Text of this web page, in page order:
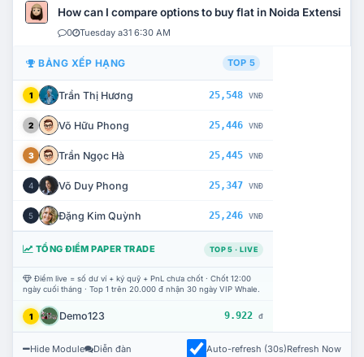
How can I compare options to buy flat in Noida Extension?
0 Tuesday a31 6:30 AM
BẢNG XẾP HẠNG TOP 5
1 Trần Thị Hương 25,548 VNĐ
2 Võ Hữu Phong 25,446 VNĐ
3 Trần Ngọc Hà 25,445 VNĐ
4 Võ Duy Phong 25,347 VNĐ
5 Đặng Kim Quỳnh 25,246 VNĐ
TỔNG ĐIỂM PAPER TRADE TOP 5 · LIVE
Điểm live = số dư ví + ký quỹ + PnL chưa chốt · Chốt 12:00
ngày cuối tháng · Top 1 trên 20.000 đ nhận 30 ngày VIP Whale.
1 Demo123 9.922 đ
Hide Module Diễn đàn Auto-refresh (30s)Refresh Now